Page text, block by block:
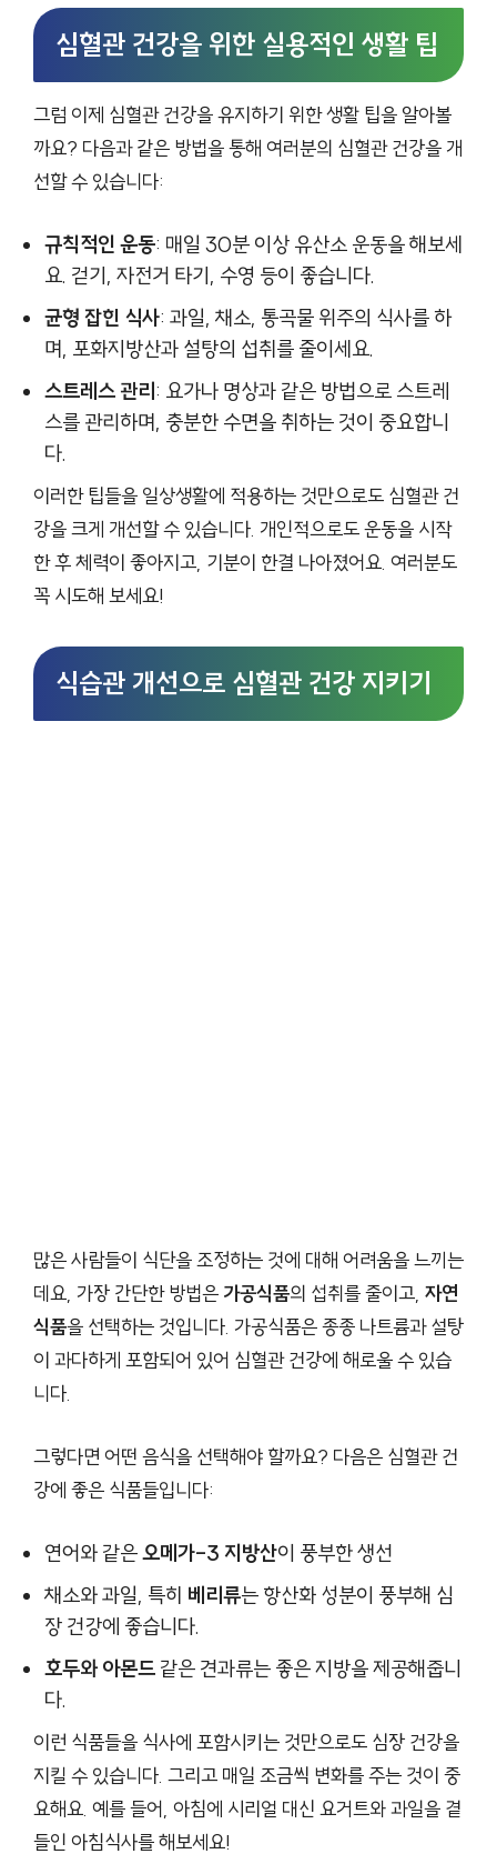
심혈관 건강을 위한 실용적인 생활 팁
그럼 이제 심혈관 건강을 유지하기 위한 생활 팁을 알아볼
까요? 다음과 같은 방법을 통해 여러분의 심혈관 건강을 개
선할 수 있습니다:
규칙적인 운동: 매일 30분 이상 유산소 운동을 해보세
요. 걷기, 자전거 타기, 수영 등이 좋습니다.
균형 잡힌 식사: 과일, 채소, 통곡물 위주의 식사를 하
며, 포화지방산과 설탕의 섭취를 줄이세요.
스트레스 관리: 요가나 명상과 같은 방법으로 스트레
스를 관리하며, 충분한 수면을 취하는 것이 중요합니
다.
이러한 팁들을 일상생활에 적용하는 것만으로도 심혈관 건
강을 크게 개선할 수 있습니다. 개인적으로도 운동을 시작
한 후 체력이 좋아지고, 기분이 한결 나아졌어요. 여러분도
꼭 시도해 보세요!
식습관 개선으로 심혈관 건강 지키기
많은 사람들이 식단을 조정하는 것에 대해 어려움을 느끼는
데요, 가장 간단한 방법은 가공식품의 섭취를 줄이고, 자연
식품을 선택하는 것입니다. 가공식품은 종종 나트륨과 설탕
이 과다하게 포함되어 있어 심혈관 건강에 해로울 수 있습
니다.
그렇다면 어떤 음식을 선택해야 할까요? 다음은 심혈관 건
강에 좋은 식품들입니다:
연어와 같은오메가-3 지방산이 풍부한 생선
채소와 과일, 특히 베리류는 항산화 성분이 풍부해 심
장 건강에 좋습니다.
호두와 아몬드같은 견과류는 좋은 지방을 제공해줍니
다.
이런 식품들을 식사에 포함시키는 것만으로도 심장 건강을
지킬 수 있습니다. 그리고 매일 조금씩 변화를 주는 것이 중
요해요. 예를 들어, 아침에 시리얼 대신 요거트와 과일을 곁
들인 아침식사를 해보세요!